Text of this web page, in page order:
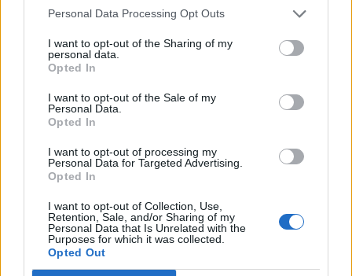
Personal Data Processing Opt Outs
I want to opt-out of the Sharing of my
personal data.
Opted In
I want to opt-out of the Sale of my
Personal Data.
Opted In
I want to opt-out of processing my
Personal Data for Targeted Advertising.
Opted In
I want to opt-out of Collection, Use,
Retention, Sale, and/or Sharing of my
Personal Data that Is Unrelated with the
Purposes for which it was collected.
Opted Out
(βαθμολογικά),τον εκτιμώ ως προπονητή.
Είμαι πολύ χαρούμενος. Ήταν πολύ σημαντικός
βαθμός για όλους στο Αγρίνιο».
ΤΕΛΕΥΤΑΙΑ ΝΕΑ
ΠΑΝΑΙΤΩΛΙΚΟΣ
Θλίψη για τον θάνατο του παλαίμαχου
του Παναιτωλικού, Κώστα
Καμποσιώρα